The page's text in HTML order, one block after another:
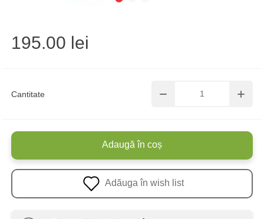
Cantitate
195.00 lei
Adaugă în coș
Adăuga în wish list